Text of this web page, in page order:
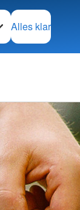
Alles klar